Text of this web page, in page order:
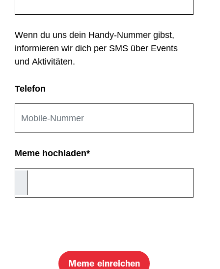
Wenn du uns dein Handy-Nummer gibst,
informieren wir dich per SMS über Events
und Aktivitäten.
Telefon
Meme hochladen*